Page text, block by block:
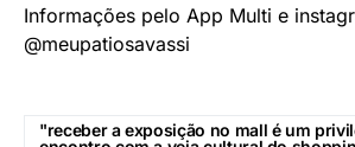
Informações pelo App Multi e
@meupatiosavassi
"receber a exposição no mall é um